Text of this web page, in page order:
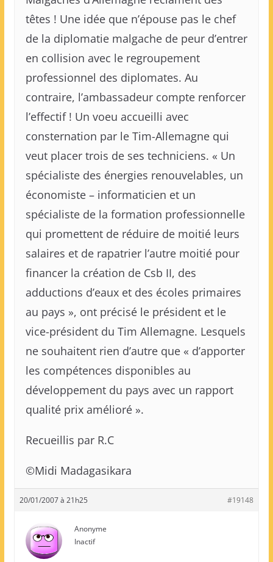
têtes ! Une idée que n’épouse pas le chef
de la diplomatie malgache de peur d’entrer
en collision avec le regroupement
professionnel des diplomates. Au
contraire, l’ambassadeur compte renforcer
l’effectif ! Un voeu accueilli avec
consternation par le Tim-Allemagne qui
veut placer trois de ses techniciens. « Un
spécialiste des énergies renouvelables, un
économiste – informaticien et un
spécialiste de la formation professionnelle
qui promettent de réduire de moitié leurs
salaires et de rapatrier l’autre moitié pour
financer la création de Csb II, des
adductions d’eaux et des écoles primaires
au pays », ont précisé le président et le
vice-président du Tim Allemagne. Lesquels
ne souhaitent rien d’autre que « d’apporter
les compétences disponibles au
développement du pays avec un rapport
qualité prix amélioré ».
Recueillis par R.C
©Midi Madagasikara
20/01/2007 à 21h25 #19148
Anonyme
Inactif